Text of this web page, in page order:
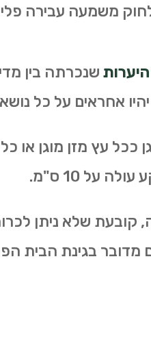
משמעה עבירה
שנכרתה בין
שלא ניתן
בגינת הבית